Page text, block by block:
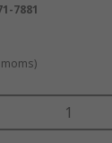
7881